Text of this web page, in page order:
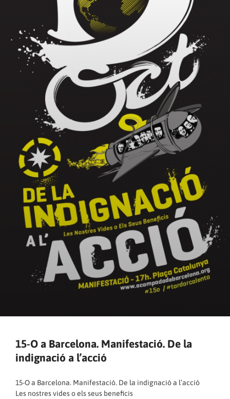
15-O a Barcelona. Manifestació. De la
indignació a l’acció
15-O a Barcelona. Manifestació. De la indignació a l’acció
Les nostres vides o els seus beneficis